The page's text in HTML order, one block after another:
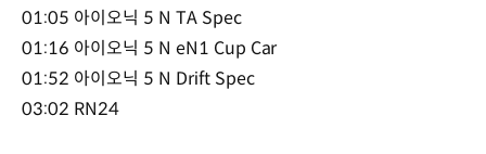
01:05 아이오닉 5 N TA Spec
01:16 아이오닉 5 N eN1 Cup Car
01:52 아이오닉 5 N Drift Spec
03:02 RN24